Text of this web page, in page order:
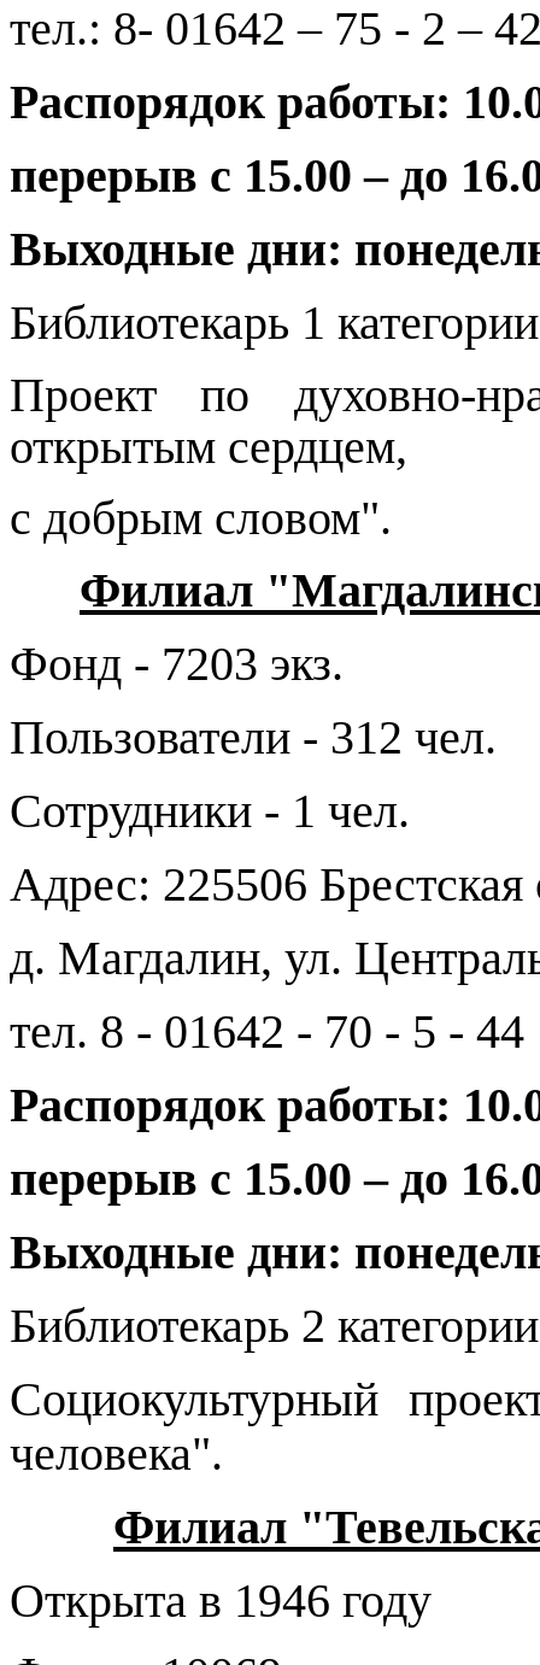
тел.: 8- 01642 – 75 - 2 –
Распорядок работы:
перерыв с 15.00 – до
Выходные дни:
Библиотекарь 1
Проект по духовно-
открытым сердцем,
с добрым словом".
Филиал
Фонд - 7203 экз.
Пользователи - 312 чел.
Сотрудники - 1 чел.
Адрес: 225506
д. Магдалин, ул.
тел. 8 - 01642 - 70 - 5 - 44
Распорядок работы:
перерыв с 15.00 – до
Выходные дни:
Библиотекарь 2
Социокультурный
человека".
Филиал
Открыта в 1946 году